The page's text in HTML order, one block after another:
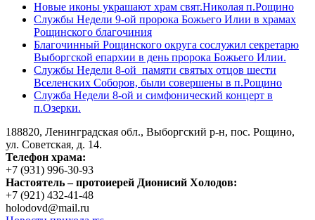
Новые иконы украшают храм свят.Николая п.Рощино
Службы Недели 9-ой пророка Божьего Илии в храмах
Рощинского благочиния
Благочинный Рощинского округа сослужил секретарю
Выборгской епархии в день пророка Божьего Илии.
Службы Недели 8-ой памяти святых отцов шести
Вселенских Соборов, были совершены в п.Рощино
Служба Недели 8-ой и симфонический концерт в
п.Озерки.
188820, Ленинградская обл., Выборгский р-н, пос. Рощино,
ул. Советская, д. 14.
Телефон храма:
+7 (931) 996-30-93
Настоятель – протоиерей Дионисий Холодов:
+7 (921) 432-41-48
holodovd@mail.ru